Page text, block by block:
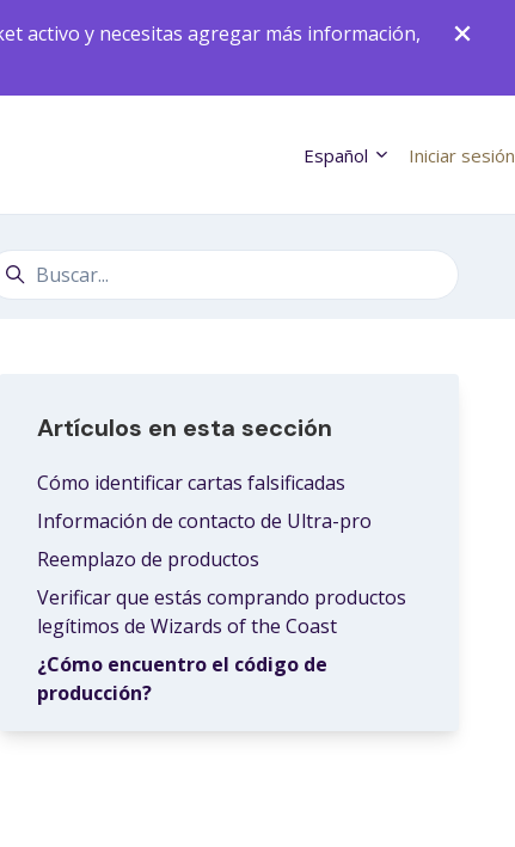
activo y necesitas agregar más información,
Español Iniciar sesión
Artículos en esta sección
Cómo identificar cartas falsificadas
Información de contacto de Ultra-pro
Reemplazo de productos
Verificar que estás comprando productos
legítimos de Wizards of the Coast
¿Cómo encuentro el código de
producción?